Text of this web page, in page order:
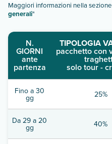
Maggiori informazioni nella
generali"
N.
GIORNI
ante
partenza
TIPOLOGIA
pacchetto con
solo tour -
Fino a 30
gg 25%
Da 29 a 20
gg 40%